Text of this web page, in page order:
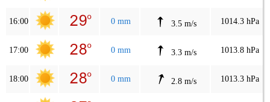
16:00 0 mm 3.5 m/s 1014.3 hPa
17:00 0 mm 3.3 m/s 1013.8 hPa
18:00 0 mm 2.8 m/s 1013.3 hPa